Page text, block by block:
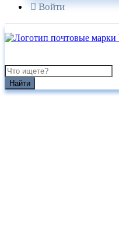
Войти
Найти